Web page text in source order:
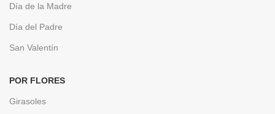
Día de la Madre
Día del Padre
San Valentín
POR FLORES
Girasoles